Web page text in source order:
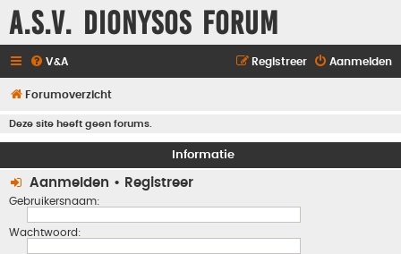
A.S.V. Dionysos Forum
V&A Aanmelden
Registreer
Forumoverzicht
Deze site heeft geen forums.
Informatie
Aanmelden • Registreer
Gebruikersnaam:
Wachtwoord: